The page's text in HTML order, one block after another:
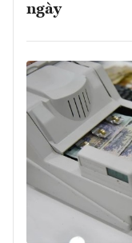
ngày